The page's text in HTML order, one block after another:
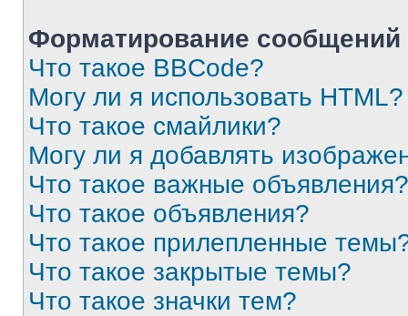
Форматирование
Что такое BBCode?
Могу ли я использовать HTML?
Что такое смайлики?
Могу ли я добавлять
Что такое важные объявления?
Что такое объявления?
Что такое прилепленные
Что такое закрытые темы?
Что такое значки тем?